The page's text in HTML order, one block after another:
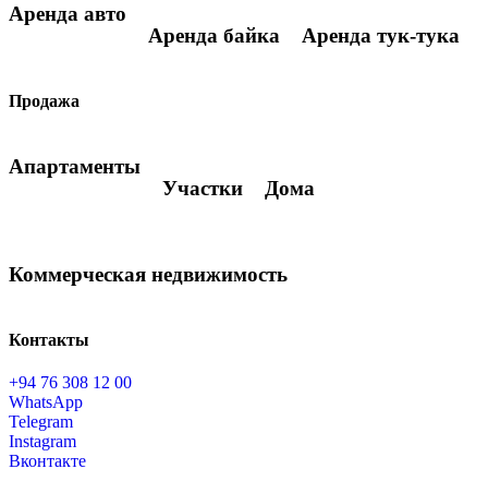
Аренда авто
Аренда байка
Аренда тук-тука
Продажа
Апартаменты
Участки
Дома
Коммерческая недвижимость
Контакты
+94 76 308 12 00
WhatsApp
Telegram
Instagram
Вконтакте